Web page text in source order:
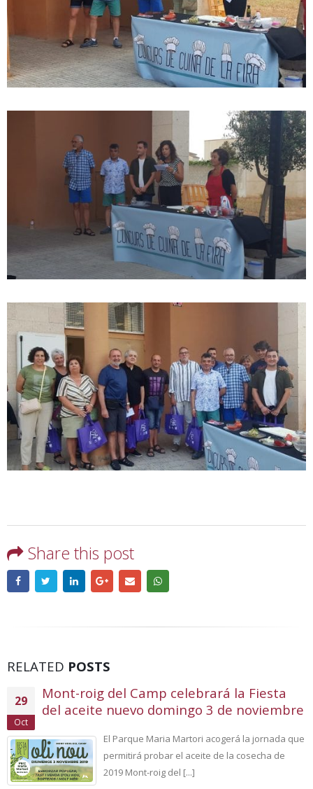
Share this post
RELATED POSTS
29
Oct
Mont-roig del Camp celebrará la Fiesta
del aceite nuevo domingo 3 de noviembre
El Parque Maria Martori acogerá la jornada que
permitirá probar el aceite de la cosecha de
2019 Mont-roig del [...]